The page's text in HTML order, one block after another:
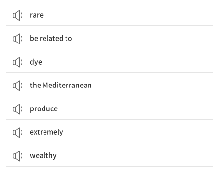
rare
be related to
dye
the Mediterranean
produce
extremely
wealthy